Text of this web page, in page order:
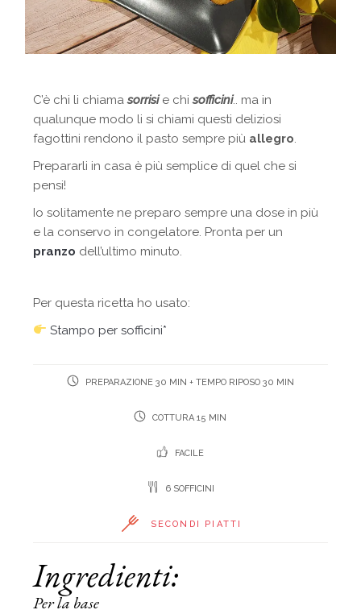
C’è chi li chiamasorrisie chisofficini.. ma in
qualunque modo li si chiami questi deliziosi
fagottini rendono il pasto sempre più allegro.
Prepararli in casa è più semplice di quel che si
pensi!
Io solitamente ne preparo sempre una dose in più
e la conservo in congelatore. Pronta per un
pranzo dell’ultimo minuto.
Per questa ricetta ho usato:
Stampo per sofficini*
PREPARAZIONE 30 MIN + TEMPO RIPOSO 30 MIN
COTTURA 15 MIN
FACILE
6 SOFFICINI
SECONDI PIATTI
Ingredienti:
Per la base